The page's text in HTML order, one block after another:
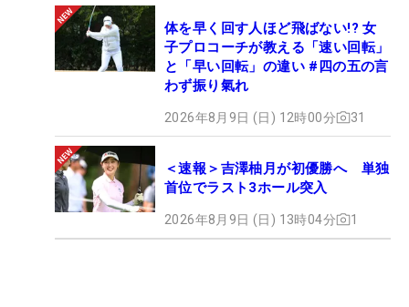
体を早く回す人ほど飛ばない!? 女
子プロコーチが教える「速い回転」
と「早い回転」の違い #四の五の言
わず振り氣れ
2026年8月9日 (日) 12時00分 31
＜速報＞吉澤柚月が初優勝へ 単独
首位でラスト3ホール突入
2026年8月9日 (日) 13時04分 1